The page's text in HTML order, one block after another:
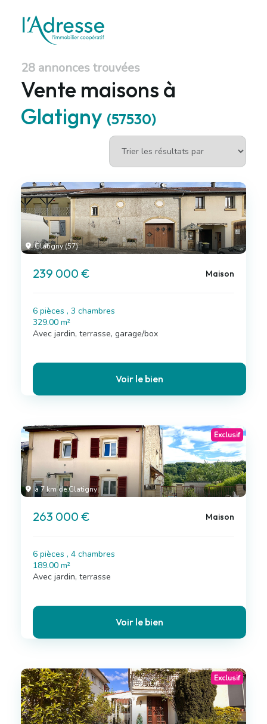
28 annonces trouvées
Vente maisons à
Glatigny (57530)
Glatigny (57)
239 000 € Maison
6 pièces , 3 chambres
329.00 m²
Avec jardin, terrasse, garage/box
Voir le bien
à 7 km de Glatigny
Exclusif
263 000 € Maison
6 pièces , 4 chambres
189.00 m²
Avec jardin, terrasse
Voir le bien
Exclusif